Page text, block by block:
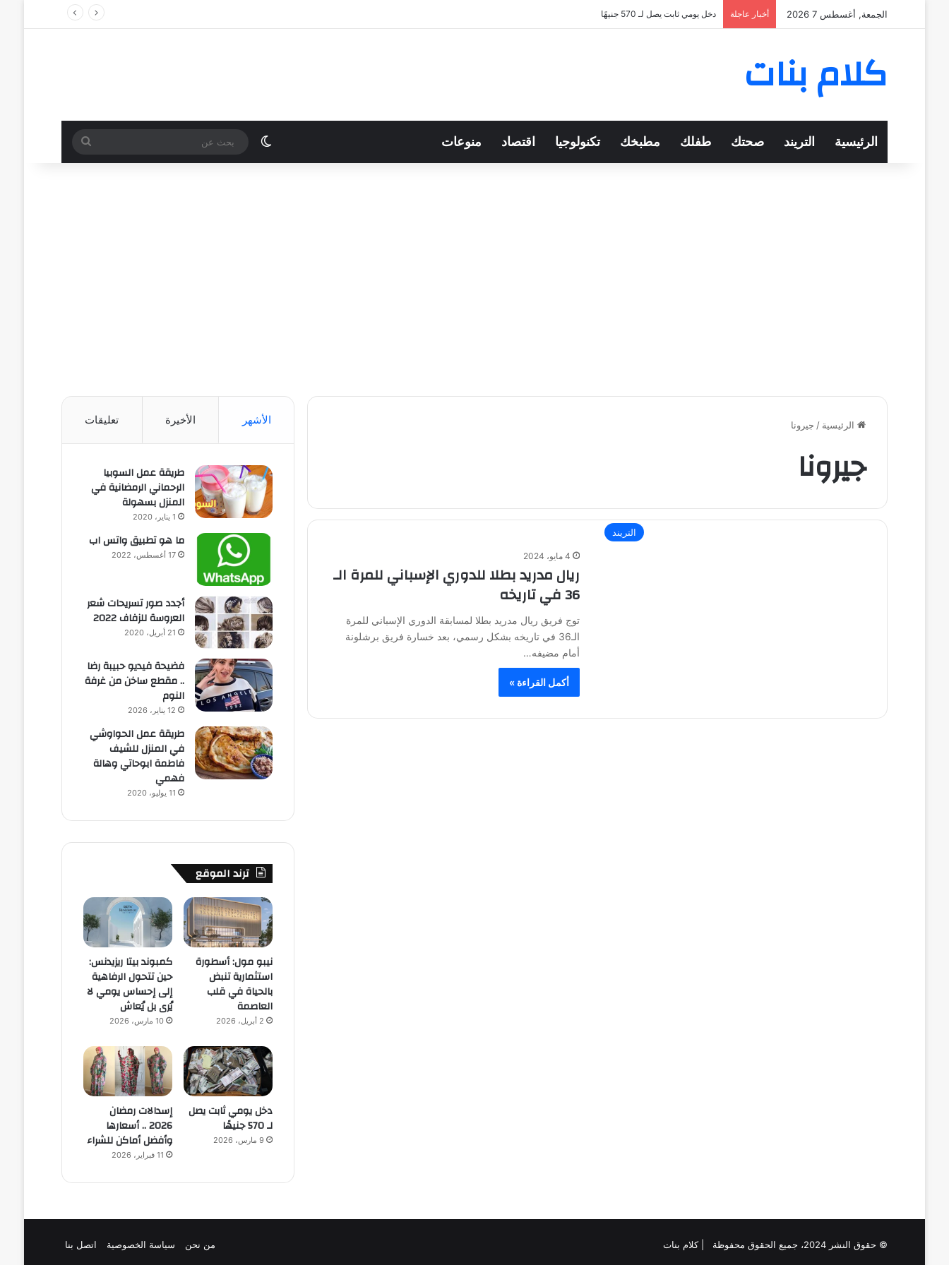
الجمعة, أغسطس 7 2026 أخبار عاجلة دخل يومي ثابت يصل لـ 570 جنيهًا
كلام بنات
الرئيسية التريند صحتك طفلك مطبخك تكنولوجيا اقتصاد منوعات الوضع المظلم
بحث
عن
الرئيسية / جيرونا
جيرونا
التريند
4 مايو، 2024
ريال مدريد بطلا للدوري الإسباني للمرة الـ
36 في تاريخه
توج فريق ريال مدريد بطلا لمسابقة الدوري الإسباني للمرة
الـ36 في تاريخه بشكل رسمي، بعد خسارة فريق برشلونة
أمام مضيفه…
أكمل القراءة »
الأشهر الأخيرة تعليقات
طريقة عمل السوبيا
الرحماني الرمضانية في
المنزل بسهولة
1 يناير، 2020
ما هو تطبيق واتس اب
17 أغسطس، 2022
أجدد صور تسريحات شعر
العروسة للزفاف 2022
21 أبريل، 2020
فضيحة فيديو حبيبة رضا
.. مقطع ساخن من غرفة
النوم
12 يناير، 2026
طريقة عمل الحواوشي
في المنزل للشيف
فاطمة ابوحاتي وهالة
فهمي
11 يوليو، 2020
ترند الموقع
نيبو مول: أسطورة
استثمارية تنبض
بالحياة في قلب
العاصمة
2 أبريل، 2026
كمبوند بيتا ريزيدنس:
حين تتحول الرفاهية
إلى إحساس يومي لا
يُرى بل يُعاش
10 مارس، 2026
دخل يومي ثابت يصل
لـ 570 جنيهًا
9 مارس، 2026
إسدالات رمضان
2026 .. أسعارها
وأفضل أماكن للشراء
11 فبراير، 2026
© حقوق النشر 2024، جميع الحقوق محفوظة | كلام بنات من نحن سياسة الخصوصية اتصل بنا